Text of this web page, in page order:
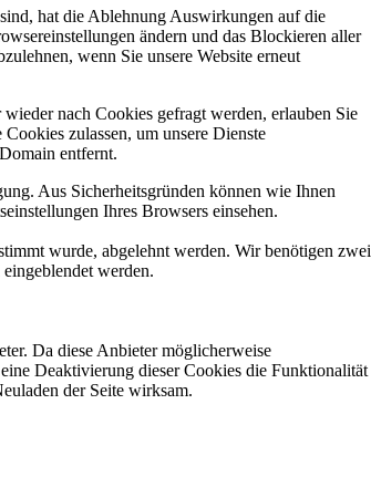
hat die Ablehnung Auswirkungen auf die
ändern und das Blockieren aller
wenn Sie unsere Website erneut
nach Cookies gefragt werden, erlauben Sie
zulassen, um unsere Dienste
entfernt.
Aus Sicherheitsgründen können wie Ihnen
Ihres Browsers einsehen.
wurde, abgelehnt werden. Wir benötigen zwei
werden.
Da diese Anbieter möglicherweise
Deaktivierung dieser Cookies die Funktionalität
der Seite wirksam.